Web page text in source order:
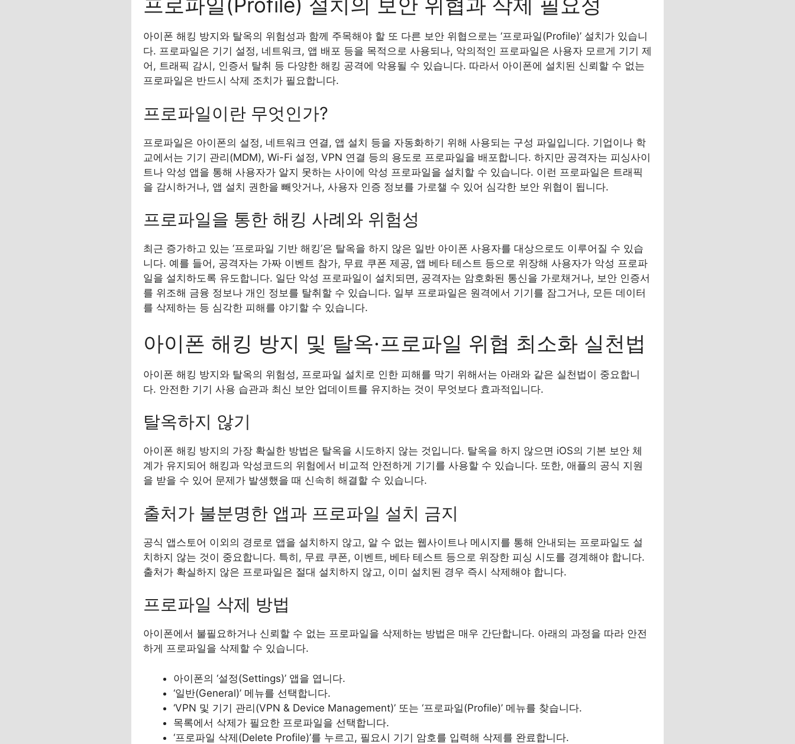
아이폰 해킹 방지와 탈옥의 위험성과 함께 주목해야 할 또 다른 보안 위협으로는 ‘프로파일(Profile)’ 설치가 있습니
다. 프로파일은 기기 설정, 네트워크, 앱 배포 등을 목적으로 사용되나, 악의적인 프로파일은 사용자 모르게 기기 제
어, 트래픽 감시, 인증서 탈취 등 다양한 해킹 공격에 악용될 수 있습니다. 따라서 아이폰에 설치된 신뢰할 수 없는
프로파일은 반드시 삭제 조치가 필요합니다.
프로파일이란 무엇인가?
프로파일은 아이폰의 설정, 네트워크 연결, 앱 설치 등을 자동화하기 위해 사용되는 구성 파일입니다. 기업이나 학
교에서는 기기 관리(MDM), Wi-Fi 설정, VPN 연결 등의 용도로 프로파일을 배포합니다. 하지만 공격자는 피싱사이
트나 악성 앱을 통해 사용자가 알지 못하는 사이에 악성 프로파일을 설치할 수 있습니다. 이런 프로파일은 트래픽
을 감시하거나, 앱 설치 권한을 빼앗거나, 사용자 인증 정보를 가로챌 수 있어 심각한 보안 위협이 됩니다.
프로파일을 통한 해킹 사례와 위험성
최근 증가하고 있는 ‘프로파일 기반 해킹’은 탈옥을 하지 않은 일반 아이폰 사용자를 대상으로도 이루어질 수 있습
니다. 예를 들어, 공격자는 가짜 이벤트 참가, 무료 쿠폰 제공, 앱 베타 테스트 등으로 위장해 사용자가 악성 프로파
일을 설치하도록 유도합니다. 일단 악성 프로파일이 설치되면, 공격자는 암호화된 통신을 가로채거나, 보안 인증서
를 위조해 금융 정보나 개인 정보를 탈취할 수 있습니다. 일부 프로파일은 원격에서 기기를 잠그거나, 모든 데이터
를 삭제하는 등 심각한 피해를 야기할 수 있습니다.
아이폰 해킹 방지 및 탈옥·프로파일 위협 최소화 실천법
아이폰 해킹 방지와 탈옥의 위험성, 프로파일 설치로 인한 피해를 막기 위해서는 아래와 같은 실천법이 중요합니
다. 안전한 기기 사용 습관과 최신 보안 업데이트를 유지하는 것이 무엇보다 효과적입니다.
탈옥하지 않기
아이폰 해킹 방지의 가장 확실한 방법은 탈옥을 시도하지 않는 것입니다. 탈옥을 하지 않으면 iOS의 기본 보안 체
계가 유지되어 해킹과 악성코드의 위험에서 비교적 안전하게 기기를 사용할 수 있습니다. 또한, 애플의 공식 지원
을 받을 수 있어 문제가 발생했을 때 신속히 해결할 수 있습니다.
출처가 불분명한 앱과 프로파일 설치 금지
공식 앱스토어 이외의 경로로 앱을 설치하지 않고, 알 수 없는 웹사이트나 메시지를 통해 안내되는 프로파일도 설
치하지 않는 것이 중요합니다. 특히, 무료 쿠폰, 이벤트, 베타 테스트 등으로 위장한 피싱 시도를 경계해야 합니다.
출처가 확실하지 않은 프로파일은 절대 설치하지 않고, 이미 설치된 경우 즉시 삭제해야 합니다.
프로파일 삭제 방법
아이폰에서 불필요하거나 신뢰할 수 없는 프로파일을 삭제하는 방법은 매우 간단합니다. 아래의 과정을 따라 안전
하게 프로파일을 삭제할 수 있습니다.
아이폰의 ‘설정(Settings)’ 앱을 엽니다.
‘일반(General)’ 메뉴를 선택합니다.
‘VPN 및 기기 관리(VPN & Device Management)’ 또는 ‘프로파일(Profile)’ 메뉴를 찾습니다.
목록에서 삭제가 필요한 프로파일을 선택합니다.
‘프로파일 삭제(Delete Profile)’를 누르고, 필요시 기기 암호를 입력해 삭제를 완료합니다.